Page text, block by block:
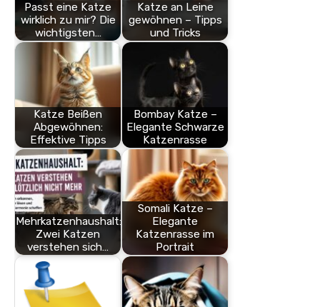
Passt eine Katze
wirklich zu mir? Die
wichtigsten…
Katze an Leine
gewöhnen – Tipps
und Tricks
Katze Beißen
Abgewöhnen:
Effektive Tipps
Bombay Katze –
Elegante Schwarze
Katzenrasse
Mehrkatzenhaushalt:
Zwei Katzen
verstehen sich…
Somali Katze –
Elegante
Katzenrasse im
Portrait